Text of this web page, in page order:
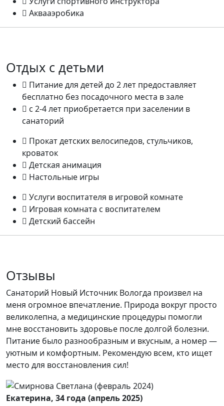
Аквааэробика
Отдых с детьми
Питание для детей до 2 лет предоставляет
бесплатно без посадочного места в зале
с 2-4 лет приобретается при заселении в
санаторий
Прокат детских велосипедов, стульчиков,
кроваток
Детская анимация
Настольные игры
Услуги воспитателя в игровой комнате
Игровая комната с воспитателем
Детский бассейн
Отзывы
Санаторий Новый Источник Вологда произвел на
меня огромное впечатление. Природа вокруг просто
великолепна, а медицинские процедуры помогли
мне восстановить здоровье после долгой болезни.
Питание было разнообразным и вкусным, а номер —
уютным и комфортным. Рекомендую всем, кто ищет
место для восстановления сил!
Екатерина, 34 года (апрель 2025)